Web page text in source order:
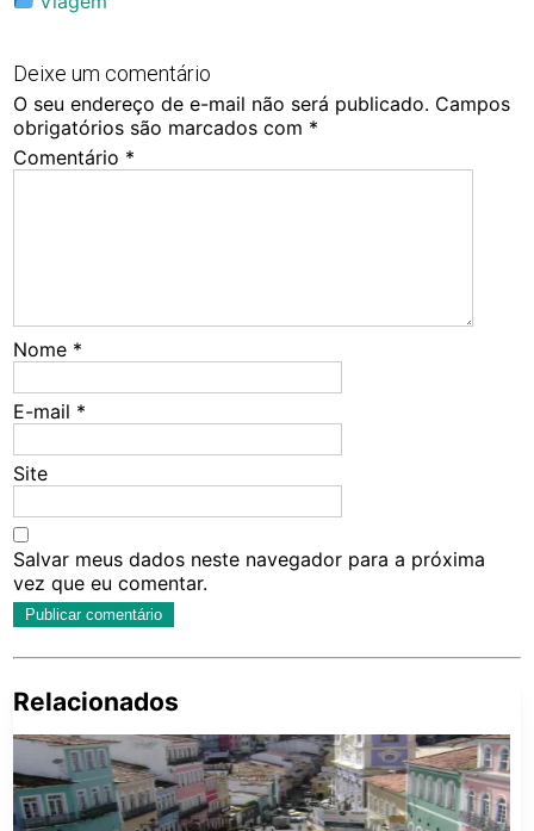
Deixe um comentário
O seu endereço de e-mail não será publicado. Campos
obrigatórios são marcados com *
Comentário *
Nome *
E-mail *
Site
Salvar meus dados neste navegador para a próxima
vez que eu comentar.
Relacionados